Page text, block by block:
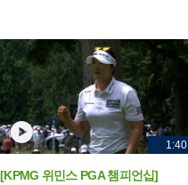
1:40
[KPMG 위민스 PGA 챔피언십]